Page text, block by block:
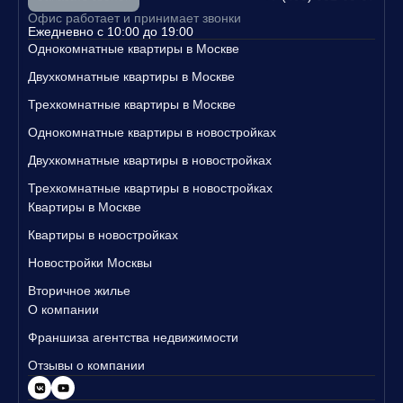
Свяжитесь с нами уже сегодня, чтобы узнать больше о наших п
редложениях и записаться на просмотр квартир!
Офис работает и принимает звонки
Ежедневно с 10:00 до 19:00
Однокомнатные квартиры в Москве
Двухкомнатные квартиры в Москве
Трехкомнатные квартиры в Москве
Однокомнатные квартиры в новостройках
Двухкомнатные квартиры в новостройках
Трехкомнатные квартиры в новостройках
Квартиры в Москве
Квартиры в новостройках
Новостройки Москвы
Вторичное жилье
О компании
Франшиза агентства недвижимости
Отзывы о компании